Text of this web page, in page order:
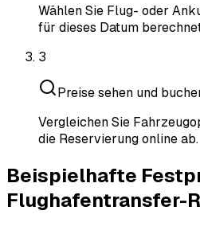
Wählen Sie Flug- oder
für dieses Datum
3
Preise sehen und
Vergleichen Sie
die Reservierung online ab.
Beispielhafte
Flughafentransfer-